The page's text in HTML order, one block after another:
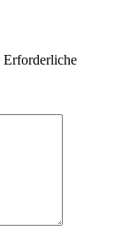
Erforderliche